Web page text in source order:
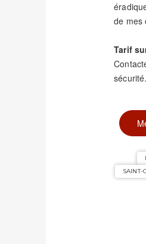
de mes
Tarif
sécurité.
SAINT-